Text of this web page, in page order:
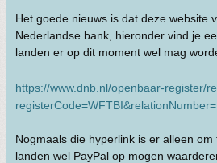
Het goede nieuws is dat deze website
Nederlandse bank, hieronder vind je
landen er op dit moment wel mag
https://www.dnb.nl/openbaar-register/
Nogmaals die hyperlink is er alleen
landen wel PayPal op mogen